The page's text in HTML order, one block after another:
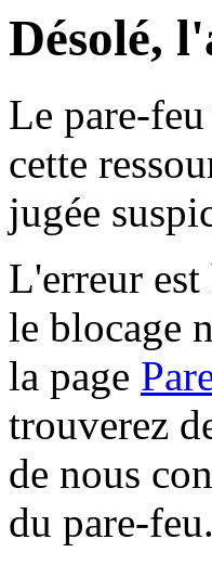
Désolé,
Le pare-
cette
jugée
L'erreur
le blocage
la page
trouverez
de nous
du pare-feu.